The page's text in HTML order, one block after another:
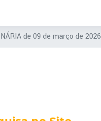
de 09 de março de 2026